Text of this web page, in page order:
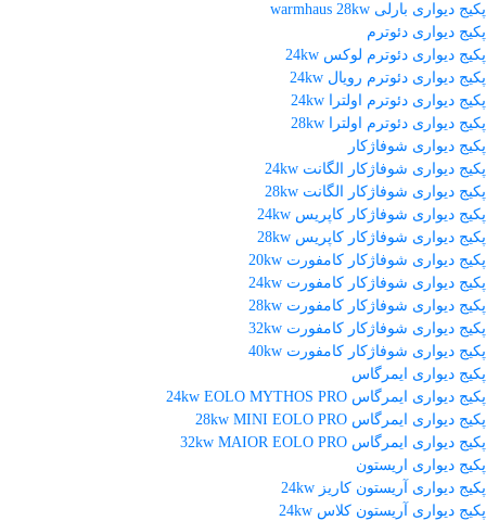
پکیج دیواری بارلی warmhaus 28kw
پکیج دیواری دئوترم
پکیج دیواری دئوترم لوکس 24kw
پکیج دیواری دئوترم رویال 24kw
پکیج دیواری دئوترم اولترا 24kw
پکیج دیواری دئوترم اولترا 28kw
پکیج دیواری شوفاژکار
پکیج دیواری شوفاژکار الگانت 24kw
پکیج دیواری شوفاژکار الگانت 28kw
پکیج دیواری شوفاژکار کاپریس 24kw
پکیج دیواری شوفاژکار کاپریس 28kw
پکیج دیواری شوفاژکار کامفورت 20kw
پکیج دیواری شوفاژکار کامفورت 24kw
پکیج دیواری شوفاژکار کامفورت 28kw
پکیج دیواری شوفاژکار کامفورت 32kw
پکیج دیواری شوفاژکار کامفورت 40kw
پکیج دیواری ایمرگاس
پکیج دیواری ایمرگاس 24kw EOLO MYTHOS PRO
پکیج دیواری ایمرگاس 28kw MINI EOLO PRO
پکیج دیواری ایمرگاس 32kw MAIOR EOLO PRO
پکیج دیواری اریستون
پکیج دیواری آریستون کاریز 24kw
پکیج دیواری آریستون کلاس 24kw